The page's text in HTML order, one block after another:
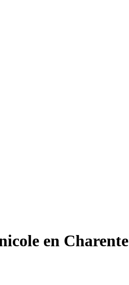
en Charente